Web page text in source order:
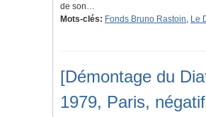
de son…
Mots-clés: Fonds Bruno Rastoin, Le
[Démontage du
1979, Paris,